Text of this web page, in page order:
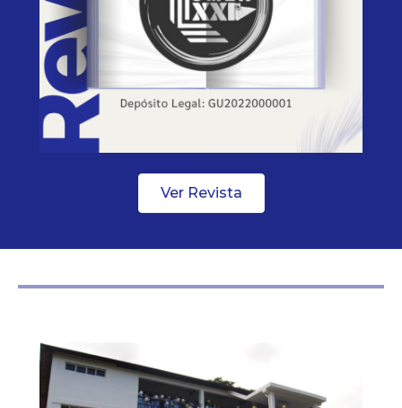
Ver Revista